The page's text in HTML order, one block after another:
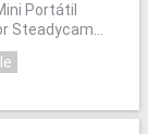
Portátil
Steadycam